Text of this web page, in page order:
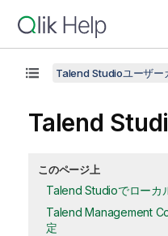
Talend Studioユーザー
Talend
このページ上
Talend Studioでローカ
Talend Management
定